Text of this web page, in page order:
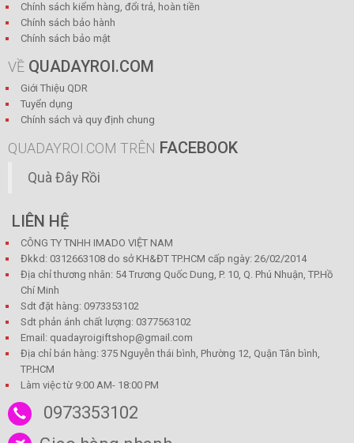
Chính sách kiểm hàng, đổi trả, hoàn tiền
Chính sách bảo hành
Chính sách bảo mật
VỀ QUADAYROI.COM
Giới Thiệu QDR
Tuyển dụng
Chính sách và quy định chung
QUADAYROI.COM TRÊN FACEBOOK
Quà Đây Rồi
LIÊN HỆ
CÔNG TY TNHH IMADO VIỆT NAM
Đkkd: 0312663108 do sở KH&ĐT TP.HCM cấp ngày: 26/02/2014
Địa chỉ thương nhân: 54 Trương Quốc Dung, P. 10, Q. Phú Nhuận, TP.Hồ
Chí Minh
Sdt đặt hàng: 0973353102
Sdt phản ánh chất lượng: 0377563102
Email: quadayroigiftshop@gmail.com
Địa chỉ bán hàng: 375 Nguyễn thái bình, Phường 12, Quận Tân bình,
TP.HCM
Làm việc từ 9:00 AM- 18:00 PM
0973353102